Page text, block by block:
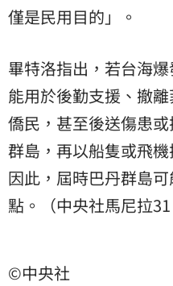
僅是民用目的」。
畢特洛指出，若台海
能用於後勤支援、撤
僑民，甚至後送傷患
群島，再以船隻或飛
因此，屆時巴丹群島
點。（中央社馬尼拉31
©中央社